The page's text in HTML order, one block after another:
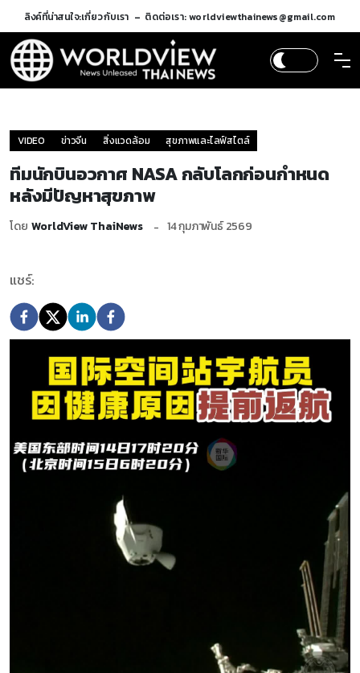
ลิงค์ที่น่าสนใจ:เกี่ยวกับเรา ติดต่อเรา: worldviewthainews@gmail.com
VIDEO ข่าวจีน สิ่งแวดล้อม สุขภาพและไลฟ์สไตล์
ทีมนักบินอวกาศ NASA กลับโลกก่อนกำหนด
หลังมีปัญหาสุขภาพ
โดย WorldView ThaiNews 14 กุมภาพันธ์ 2569
แชร์: